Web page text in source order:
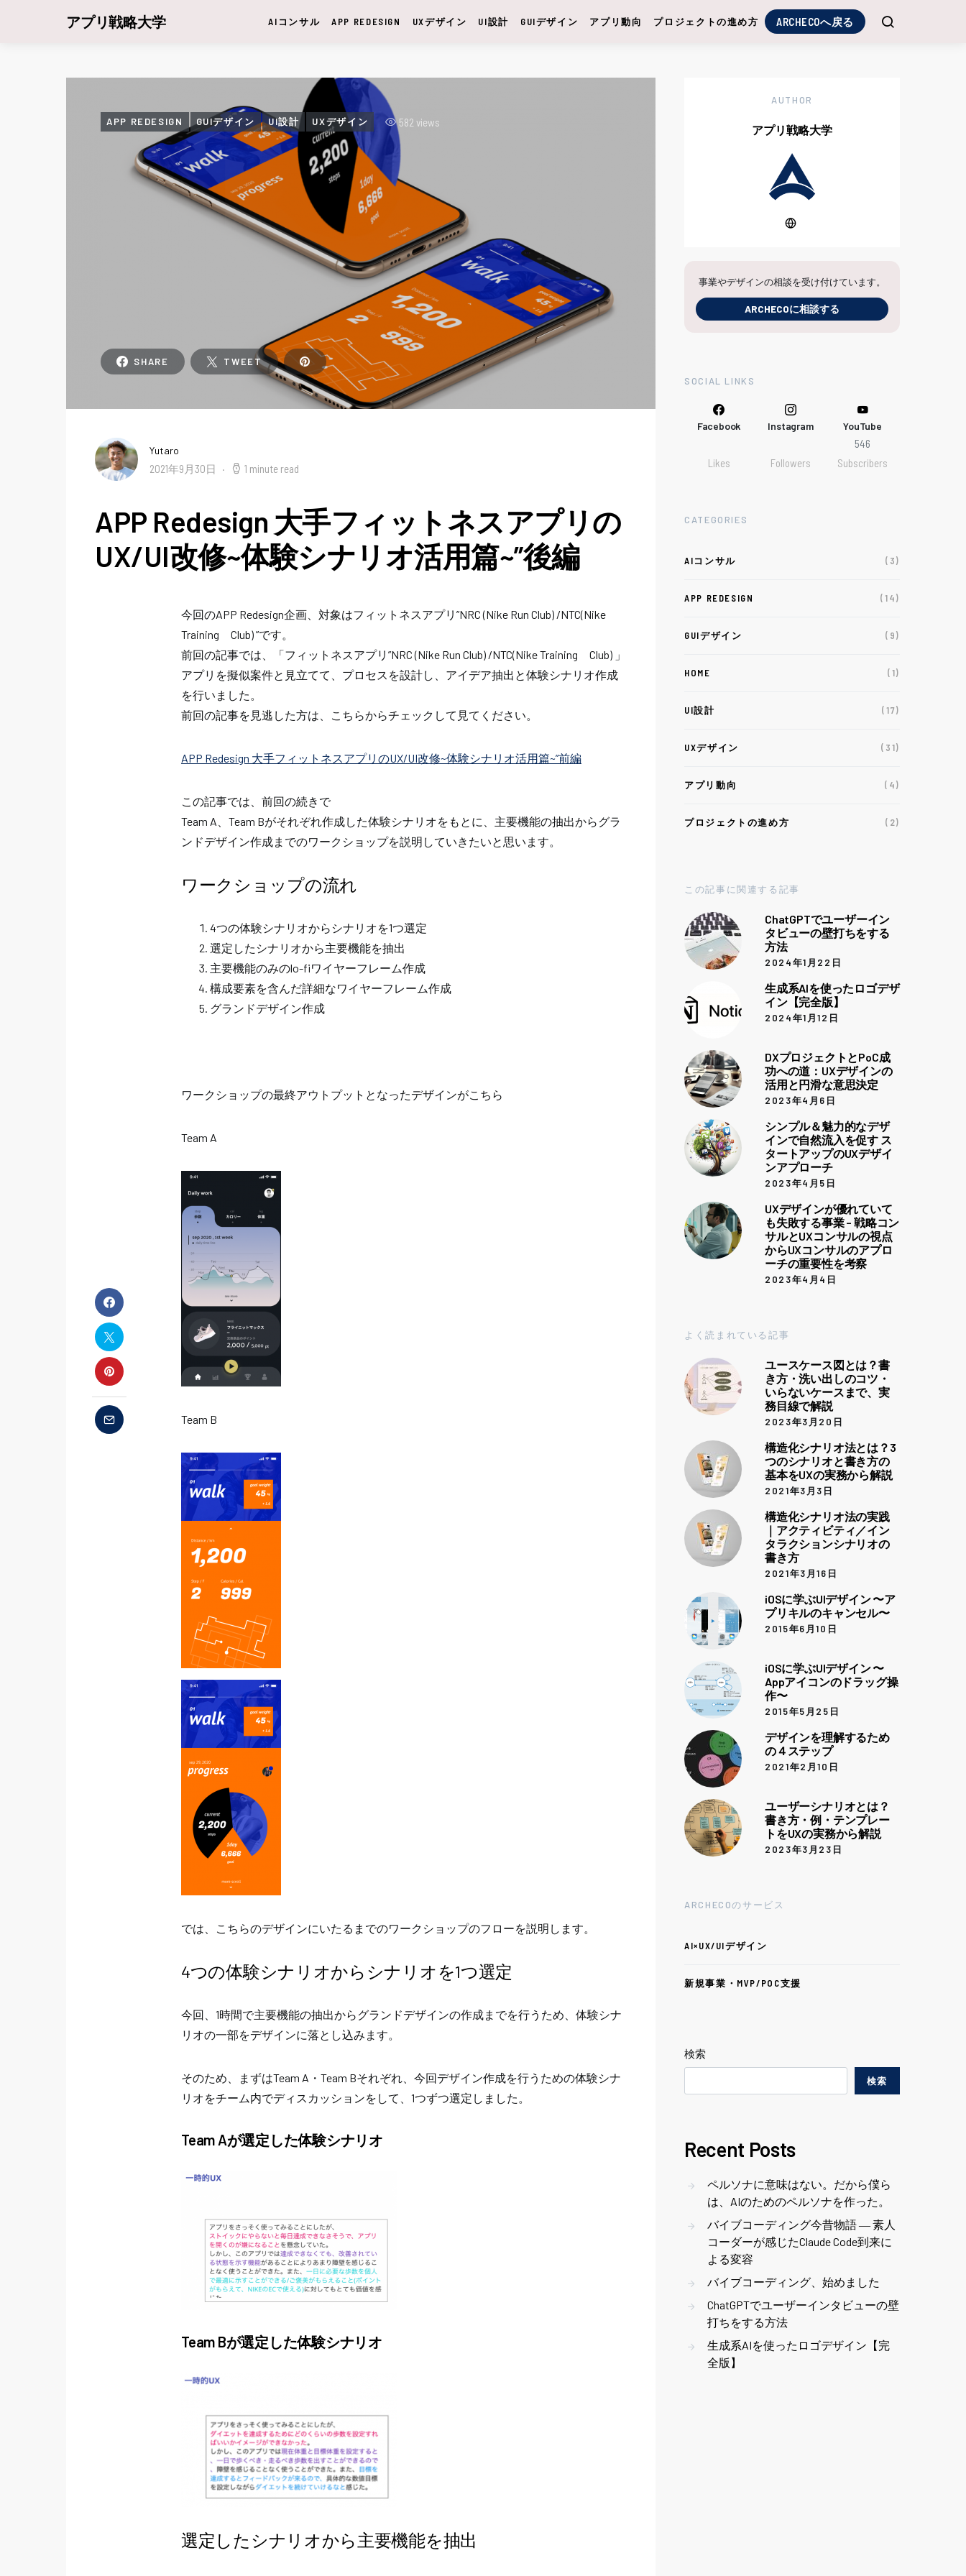
アプリ戦略大学 AIコンサル APP REDESIGN UXデザイン UI設計 GUIデザイン アプリ動向 プロジェクトの進め方 ARCHECOへ戻る
APP REDESIGN GUIデザイン UI設計 UXデザイン 582 views
SHARE TWEET
Yutaro
2021年9月30日 1 minute read
APP Redesign 大手フィットネスアプリの
UX/UI改修~体験シナリオ活用篇~”後編
今回のAPP Redesign企画、対象はフィットネスアプリ”NRC (Nike Run Club) /NTC(Nike
Training Club) ”です。
前回の記事では、「フィットネスアプリ”NRC (Nike Run Club) /NTC(Nike Training Club) 」
アプリを擬似案件と見立てて、プロセスを設計し、アイデア抽出と体験シナリオ作成
を行いました。
前回の記事を見逃した方は、こちらからチェックして見てください。
APP Redesign 大手フィットネスアプリのUX/UI改修~体験シナリオ活用篇~”前編
この記事では、前回の続きで
Team A、Team Bがそれぞれ作成した体験シナリオをもとに、主要機能の抽出からグラ
ンドデザイン作成までのワークショップを説明していきたいと思います。
ワークショップの流れ
4つの体験シナリオからシナリオを1つ選定
選定したシナリオから主要機能を抽出
主要機能のみのlo-fiワイヤーフレーム作成
構成要素を含んだ詳細なワイヤーフレーム作成
グランドデザイン作成
ワークショップの最終アウトプットとなったデザインがこちら
Team A
Team B
では、こちらのデザインにいたるまでのワークショップのフローを説明します。
4つの体験シナリオからシナリオを1つ選定
今回、1時間で主要機能の抽出からグランドデザインの作成までを行うため、体験シナ
リオの一部をデザインに落とし込みます。
そのため、まずはTeam A・Team Bそれぞれ、今回デザイン作成を行うための体験シナ
リオをチーム内でディスカッションをして、1つずつ選定しました。
Team Aが選定した体験シナリオ
Team Bが選定した体験シナリオ
選定したシナリオから主要機能を抽出
AUTHOR
アプリ戦略大学
事業やデザインの相談を受け付けています。
ARCHECOに相談する
SOCIAL LINKS
Facebook
Likes
Instagram
Followers
YouTube
546
Subscribers
CATEGORIES
AIコンサル (3)
APP REDESIGN (14)
GUIデザイン (9)
HOME (1)
UI設計 (17)
UXデザイン (31)
アプリ動向 (4)
プロジェクトの進め方 (2)
この記事に関連する記事
ChatGPTでユーザーイン
タビューの壁打ちをする
方法
2024年1月22日
生成系AIを使ったロゴデザ
イン【完全版】
2024年1月12日
DXプロジェクトとPoC成
功への道：UXデザインの
活用と円滑な意思決定
2023年4月6日
シンプル＆魅力的なデザ
インで自然流入を促す ス
タートアップのUXデザイ
ンアプローチ
2023年4月5日
UXデザインが優れていて
も失敗する事業 – 戦略コン
サルとUXコンサルの視点
からUXコンサルのアプロ
ーチの重要性を考察
2023年4月4日
よく読まれている記事
ユースケース図とは？書
き方・洗い出しのコツ・
いらないケースまで、実
務目線で解説
2023年3月20日
構造化シナリオ法とは？3
つのシナリオと書き方の
基本をUXの実務から解説
2021年3月3日
構造化シナリオ法の実践
｜アクティビティ／イン
タラクションシナリオの
書き方
2021年3月16日
iOSに学ぶUIデザイン 〜ア
プリキルのキャンセル〜
2015年6月10日
iOSに学ぶUIデザイン 〜
Appアイコンのドラッグ操
作〜
2015年5月25日
デザインを理解するため
の４ステップ
2021年2月10日
ユーザーシナリオとは？
書き方・例・テンプレー
トをUXの実務から解説
2023年3月23日
ARCHECOのサービス
AI×UX/UIデザイン
新規事業・MVP/POC支援
検索
検索
Recent Posts
ペルソナに意味はない。だから僕ら
は、AIのためのペルソナを作った。
バイブコーディング今昔物語 ― 素人
コーダーが感じたClaude Code到来に
よる変容
バイブコーディング、始めました
ChatGPTでユーザーインタビューの壁
打ちをする方法
生成系AIを使ったロゴデザイン【完
全版】